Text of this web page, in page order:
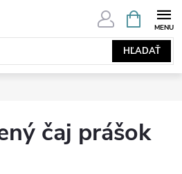
HĽADAŤ
KOŠÍK
čaj prášok